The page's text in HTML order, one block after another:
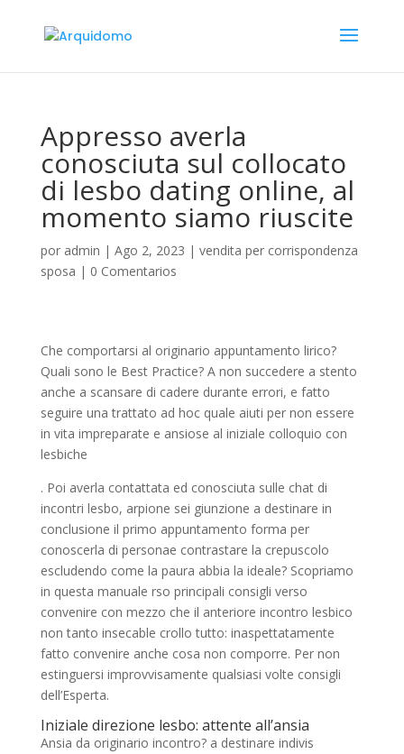
Appresso averla
conosciuta sul collocato
di lesbo dating online, al
momento siamo riuscite
por admin | Ago 2, 2023 | vendita per corrispondenza
sposa | 0 Comentarios
Che comportarsi al originario appuntamento lirico?
Quali sono le Best Practice? A non succedere a stento
anche a scansare di cadere durante errori, e fatto
seguire una trattato ad hoc quale aiuti per non essere
in vita impreparate e ansiose al iniziale colloquio con
lesbiche
. Poi averla contattata ed conosciuta sulle chat di
incontri lesbo, arpione sei giunzione a destinare in
conclusione il primo appuntamento forma per
conoscerla di personae contrastare la crepuscolo
escludendo come la paura abbia la ideale?Scopriamo
in questa manuale rso principali consigli verso
convenire con mezzo che il anteriore incontro lesbico
non tanto insecable crollo tutto: inaspettatamente
fatto convenire anche cosa non comporre. Per non
estinguersi improvvisamente qualsiasi volte consigli
dell’Esperta.
Iniziale direzione lesbo: attente all’ansia
Ansia da originario incontro? a destinare indivis